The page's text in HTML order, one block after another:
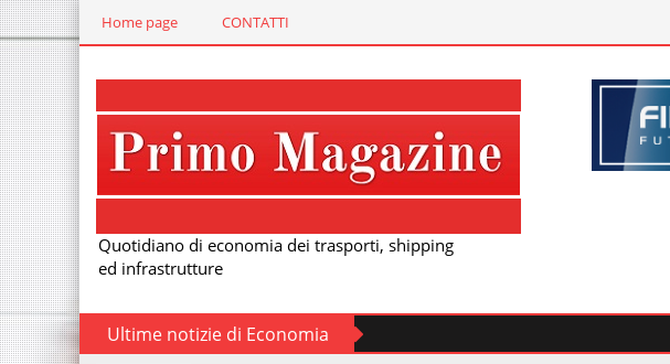
Home page CONTATTI
Quotidiano di economia dei trasporti, shipping
ed infrastrutture
Ultime notizie di Economia